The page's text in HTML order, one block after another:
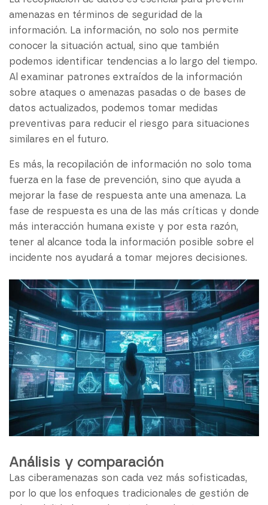
amenazas en términos de seguridad de la
información. La información, no solo nos permite
conocer la situación actual, sino que también
podemos identificar tendencias a lo largo del tiempo.
Al examinar patrones extraídos de la información
sobre ataques o amenazas pasadas o de bases de
datos actualizados, podemos tomar medidas
preventivas para reducir el riesgo para situaciones
similares en el futuro.
Es más, la recopilación de información no solo toma
fuerza en la fase de prevención, sino que ayuda a
mejorar la fase de respuesta ante una amenaza. La
fase de respuesta es una de las más críticas y donde
más interacción humana existe y por esta razón,
tener al alcance toda la información posible sobre el
incidente nos ayudará a tomar mejores decisiones.
Análisis y comparación
Las ciberamenazas son cada vez más sofisticadas,
por lo que los enfoques tradicionales de gestión de